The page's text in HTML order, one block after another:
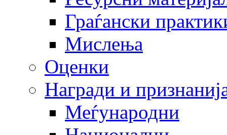
Граѓански
Мислења
Оценки
Награди и
Меѓународни